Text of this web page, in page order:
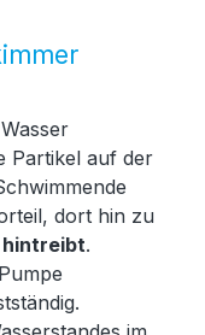
Partikel auf der
dort hin zu
hintreibt.